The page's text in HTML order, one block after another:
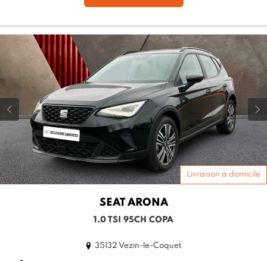
Livraison à domicile
SEATARONA
1.0 TSI 95CH COPA
35132 Vezin-le-Coquet